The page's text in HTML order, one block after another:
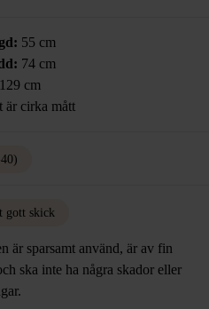
55 cm
74 cm
129 cm
är cirka mått
gott skick
är sparsamt använd, är av fin
ska inte ha några skador eller